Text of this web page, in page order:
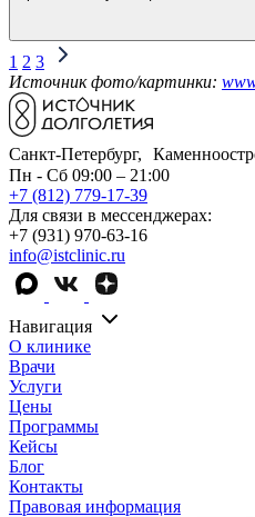
1 2 3
Источник фото/картинки:
Санкт-Петербург,
Пн - Сб 09:00 – 21:00
+7 (812) 779-17-39
Для связи в мессенджерах:
+7 (931) 970-63-16
info@istclinic.ru
Навигация
О клинике
Врачи
Услуги
Цены
Программы
Кейсы
Блог
Контакты
Правовая информация